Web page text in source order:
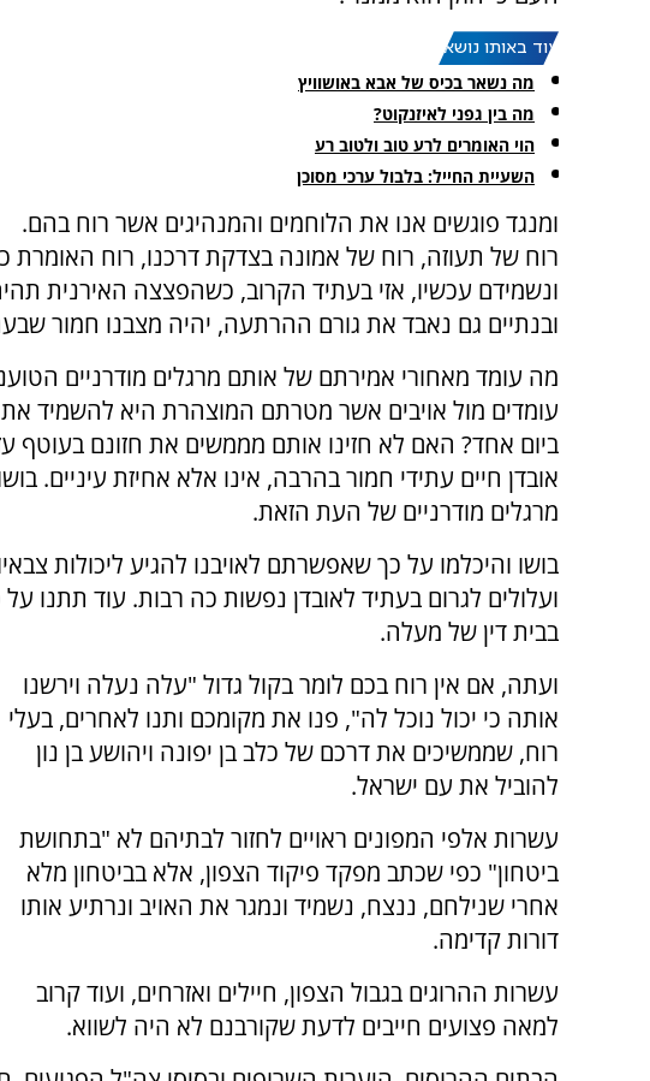
עוד באותו נושא:
מה נשאר בכיס של אבא באושוויץ
מה בין גפני לאיזנקוט?
הוי האומרים לרע טוב ולטוב רע
השעיית החייל: בלבול ערכי מסוכן
ומנגד פוגשים אנו את הלוחמים והמנהיגים אשר רוח בהם.
רוח של תעוזה, רוח של אמונה בצדקת דרכנו, רוח האומרת
ונשמידם עכשיו, אזי בעתיד הקרוב, כשהפצצה האירנית
ובנתיים גם נאבד את גורם ההרתעה, יהיה מצבנו חמור
מה עומד מאחורי אמירתם של אותם מרגלים מודרניים
עומדים מול אויבים אשר מטרתם המוצהרת היא להשמיד את
ביום אחד? האם לא חזינו אותם מממשים את חזונם בעוטף
אובדן חיים עתידי חמור בהרבה, אינו אלא אחיזת עיניים.
מרגלים מודרניים של העת הזאת.
בושו והיכלמו על כך שאפשרתם לאויבנו להגיע ליכולות
ועלולים לגרום בעתיד לאובדן נפשות כה רבות. עוד תתנו
בבית דין של מעלה.
ועתה, אם אין רוח בכם לומר בקול גדול "עלה נעלה וירשנו
אותה כי יכול נוכל לה", פנו את מקומכם ותנו לאחרים, בעלי
רוח, שממשיכים את דרכם של כלב בן יפונה ויהושע בן נון
להוביל את עם ישראל.
עשרות אלפי המפונים ראויים לחזור לבתיהם לא "בתחושת
ביטחון" כפי שכתב מפקד פיקוד הצפון, אלא בביטחון מלא
אחרי שנילחם, ננצח, נשמיד ונמגר את האויב ונרתיע אותו
דורות קדימה.
עשרות ההרוגים בגבול הצפון, חיילים ואזרחים, ועוד קרוב
למאה פצועים חייבים לדעת שקורבנם לא היה לשווא.